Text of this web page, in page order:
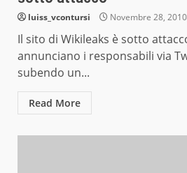
luiss_vcontursi Novembre 28, 2010
Il sito di Wikileaks è sotto
annunciano i responsabili via
subendo un...
Read More